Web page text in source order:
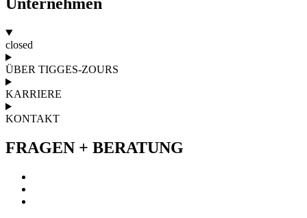
Unternehmen
closed
ÜBER TIGGES-ZOURS
KARRIERE
KONTAKT
FRAGEN + BERATUNG